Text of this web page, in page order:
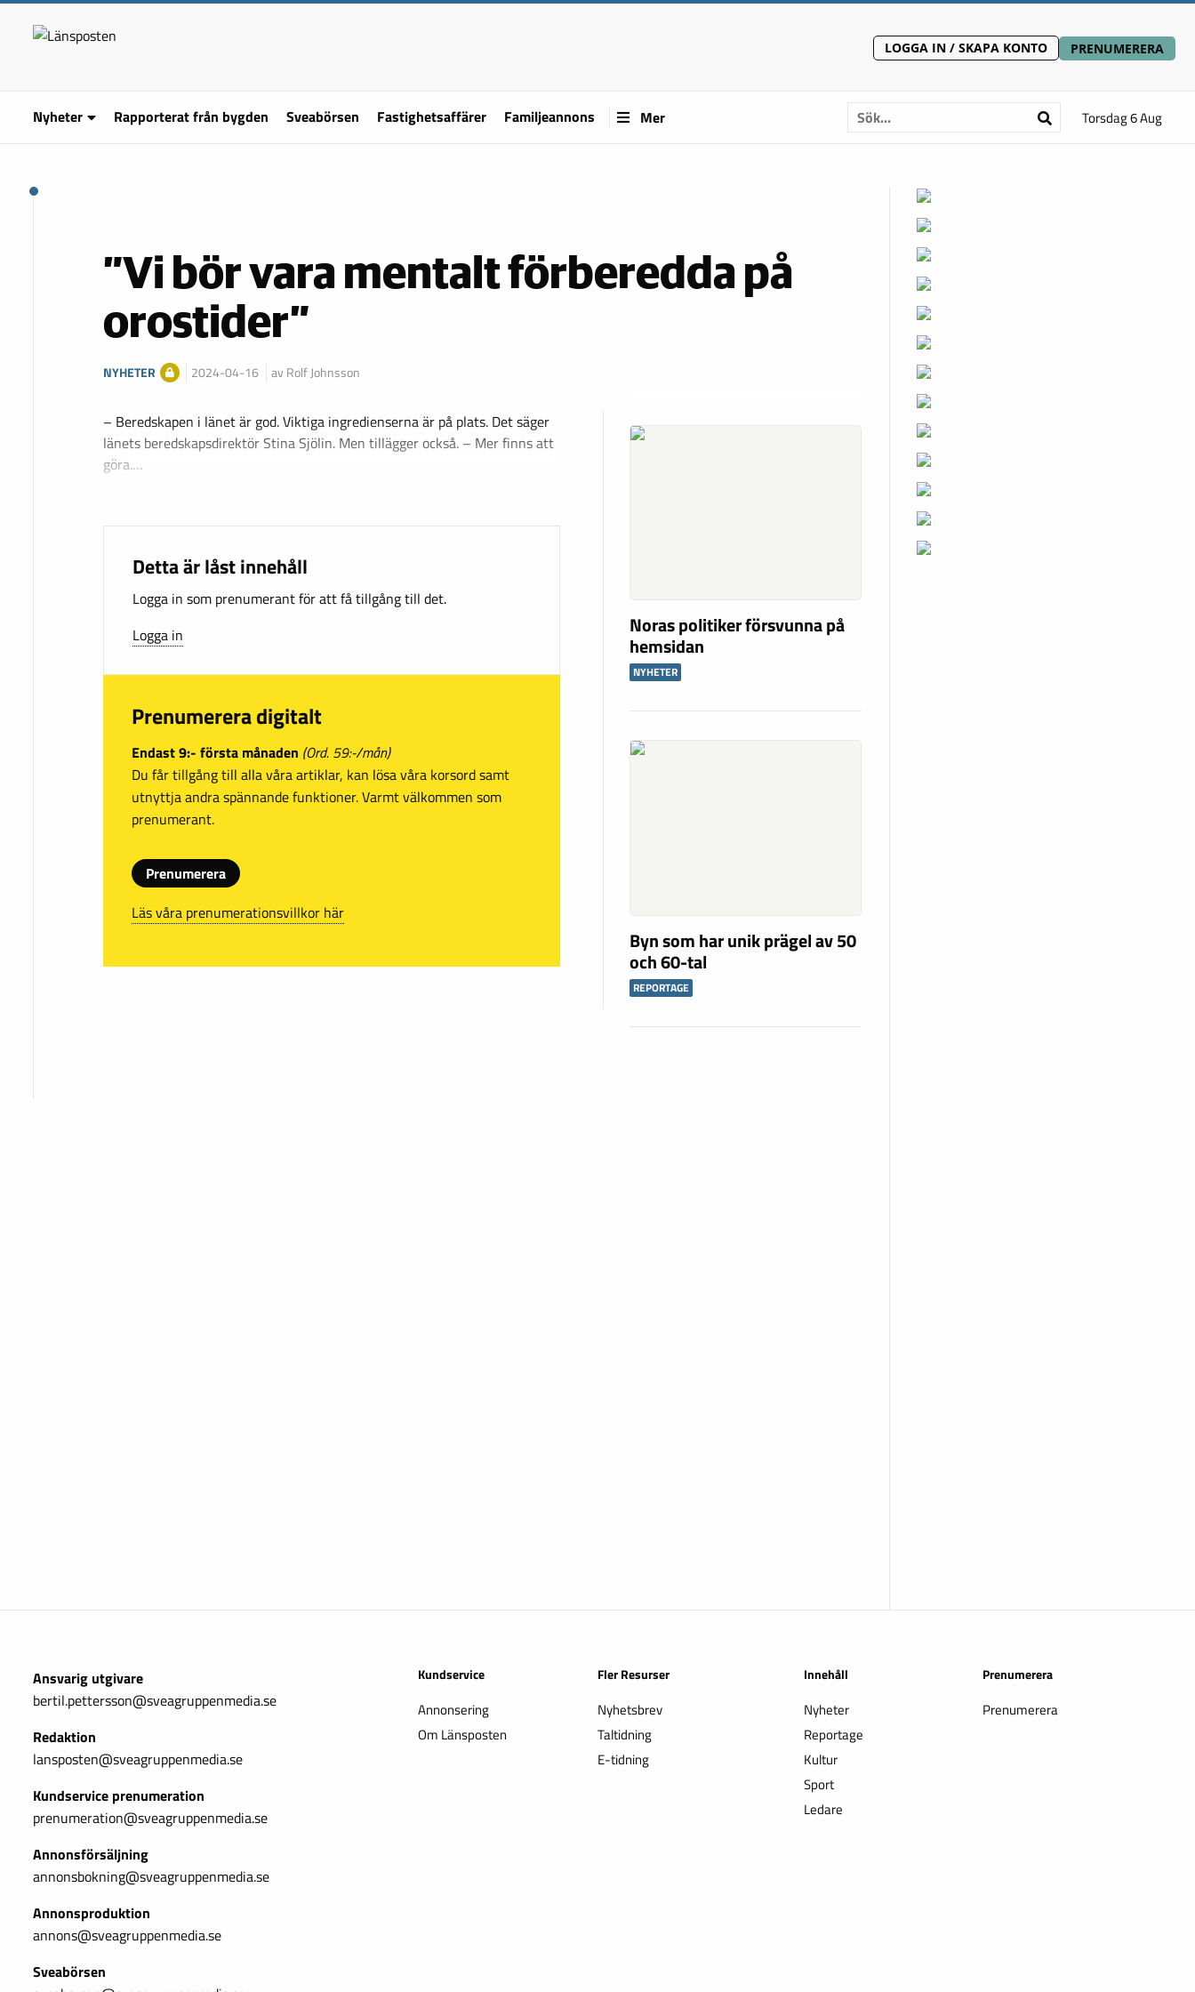
LOGGA IN / SKAPA KONTO PRENUMERERA
Nyheter Rapporterat från bygden Sveabörsen Fastighetsaffärer Familjeannons Mer Torsdag 6 Aug
”Vi bör vara mentalt förberedda på
orostider”
NYHETER 2024-04-16 av Rolf Johnsson
– Beredskapen i länet är god. Viktiga ingredienserna är på plats. Det säger
länets beredskapsdirektör Stina Sjölin. Men tillägger också. – Mer finns att
göra.…
Detta är låst innehåll
Logga in som prenumerant för att få tillgång till det.
Logga in
Prenumerera digitalt
Endast 9:- första månaden (Ord. 59:-/mån)
Du får tillgång till alla våra artiklar, kan lösa våra korsord samt
utnyttja andra spännande funktioner. Varmt välkommen som
prenumerant.
Prenumerera
Läs våra prenumerationsvillkor här
Noras politiker försvunna på
hemsidan
NYHETER
Byn som har unik prägel av 50
och 60-tal
REPORTAGE
Ansvarig utgivare
bertil.pettersson@sveagruppenmedia.se
Redaktion
lansposten@sveagruppenmedia.se
Kundservice prenumeration
prenumeration@sveagruppenmedia.se
Annonsförsäljning
annonsbokning@sveagruppenmedia.se
Annonsproduktion
annons@sveagruppenmedia.se
Sveabörsen
Kundservice
Annonsering
Om Länsposten
Fler Resurser
Nyhetsbrev
Taltidning
E-tidning
Innehåll
Nyheter
Reportage
Kultur
Sport
Ledare
Prenumerera
Prenumerera